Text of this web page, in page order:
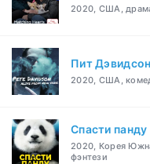
2020, США,
Пит
2020, США,
Спасти панду
2020, Корея
фэнтези